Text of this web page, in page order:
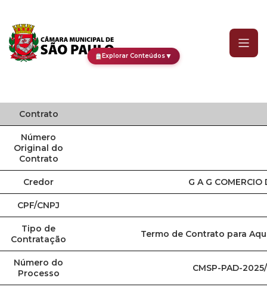
Explorar Conteúdos▼
Contrato
Número
Original do
Contrato
Credor G A G COMERCIO
CPF/CNPJ
Tipo de
Contratação
Termo de Contrato para
Número do
Processo
CMSP-PAD-